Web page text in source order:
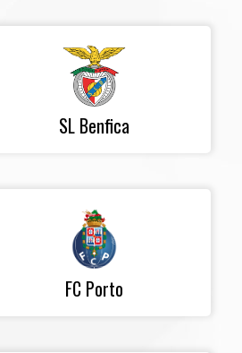
SL Benfica
FC Porto